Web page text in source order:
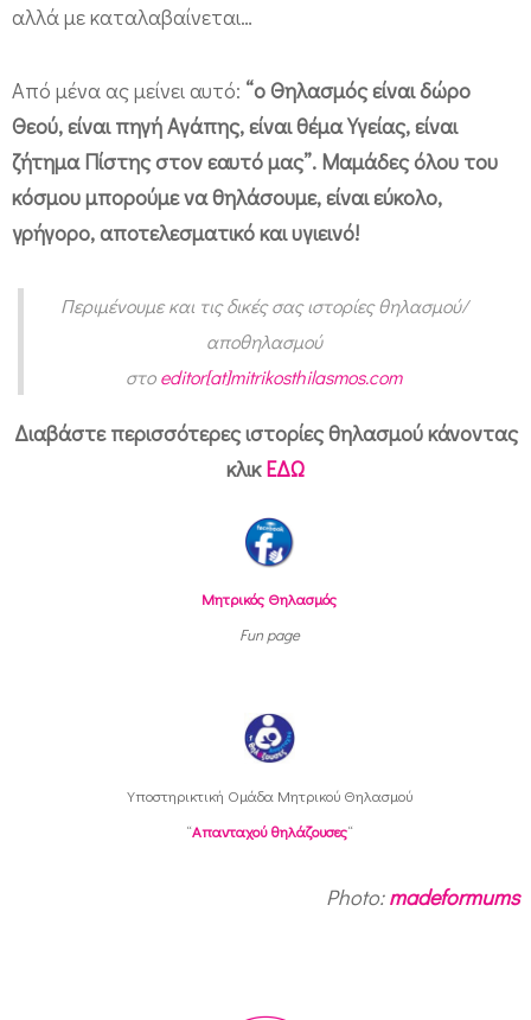
αλλά με καταλαβαίνεται…
Από μένα ας μείνει αυτό: “ο Θηλασμός είναι δώρο
Θεού, είναι πηγή Αγάπης, είναι θέμα Υγείας, είναι
ζήτημα Πίστης στον εαυτό μας”. Μαμάδες όλου του
κόσμου μπορούμε να θηλάσουμε, είναι εύκολο,
γρήγορο, αποτελεσματικό και υγιεινό!
Περιμένουμε και τις δικές σας ιστορίες θηλασμού/
αποθηλασμού
στοeditor[at]mitrikosthilasmos.com
Διαβάστε περισσότερες ιστορίες θηλασμού κάνοντας
κλικΕΔΩ
Μητρικός Θηλασμός
Fun page
Υποστηρικτική Oμάδα Μητρικού Θηλασμού
“Απανταχού θηλάζουσες“
Photo:madeformums